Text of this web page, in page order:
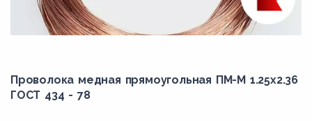
Проволока медная прямоугольная ПМ-М 1.25x2.36
ГОСТ 434 - 78